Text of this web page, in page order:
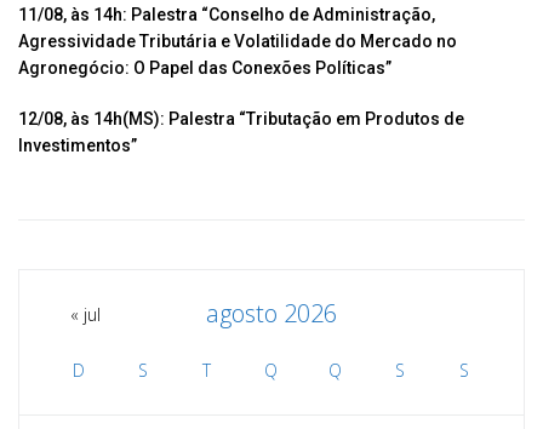
11/08, às 14h: Palestra “Conselho de Administração,
Agressividade Tributária e Volatilidade do Mercado no
Agronegócio: O Papel das Conexões Políticas”
12/08, às 14h(MS): Palestra “Tributação em Produtos de
Investimentos”
agosto 2026
D S T Q Q S S
« jul